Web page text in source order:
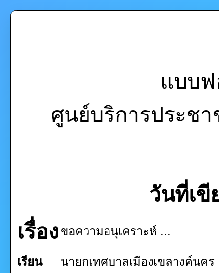
แบบฟ
ศูนย์บริการประชา
วันที่เขี
เรื่อง ขอความอนุเคราะห์ ...
เรียน
นายกเทศบาลเมืองเขลางค์นคร